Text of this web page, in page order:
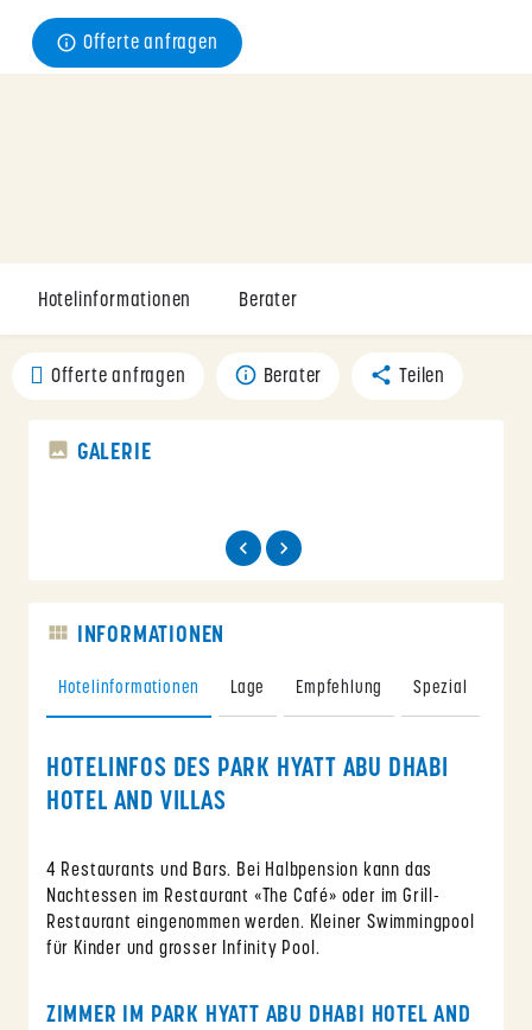
Offerte anfragen
Hotelinformationen Berater
Offerte anfragen Berater Teilen
GALERIE
INFORMATIONEN
Hotelinformationen Lage Empfehlung Spezial
HOTELINFOS DES PARK HYATT ABU DHABI
HOTEL AND VILLAS
4 Restaurants und Bars. Bei Halbpension kann das
Nachtessen im Restaurant «The Café» oder im Grill-
Restaurant eingenommen werden. Kleiner Swimmingpool
für Kinder und grosser Infinity Pool.
ZIMMER IM PARK HYATT ABU DHABI HOTEL AND